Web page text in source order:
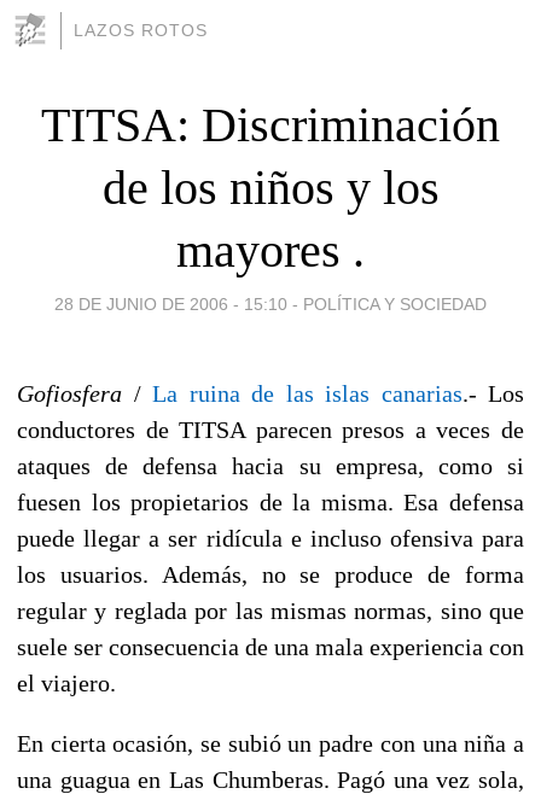
LAZOS ROTOS
TITSA: Discriminación
de los niños y los
mayores .
28 DE JUNIO DE 2006 - 15:10 - POLÍTICA Y SOCIEDAD
Gofiosfera / La ruina de las islas canarias.- Los
conductores de TITSA parecen presos a veces de
ataques de defensa hacia su empresa, como si
fuesen los propietarios de la misma. Esa defensa
puede llegar a ser ridícula e incluso ofensiva para
los usuarios. Además, no se produce de forma
regular y reglada por las mismas normas, sino que
suele ser consecuencia de una mala experiencia con
el viajero.
En cierta ocasión, se subió un padre con una niña a
una guagua en Las Chumberas. Pagó una vez sola,